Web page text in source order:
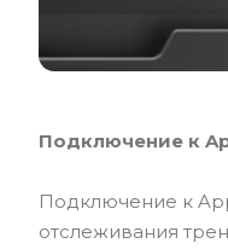
Подключение к
Подключение к
отслеживания